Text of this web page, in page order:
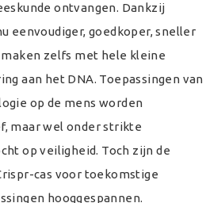
ontvangen. Dankzij
eenvoudiger, goedkoper, sneller
zelfs met hele kleine
aan het DNA. Toepassingen van
op de mens worden
maar wel onder strikte
op veiligheid. Toch zijn de
cas voor toekomstige
hooggespannen.